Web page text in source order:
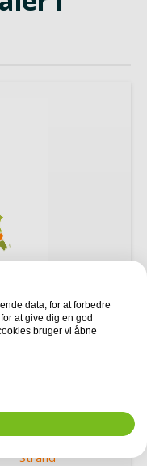
Vallensbæk
Vallensbæk
Strand
data, for at forbedre
at give dig en god
bruger vi åbne